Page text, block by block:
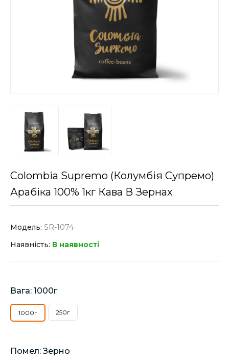
Colombia Supremo (Колумбія Супремо)
Арабіка 100% 1кг Кава В Зернах
Модель: SR-1074
Наявність: В наявності
Вага: 1000г
1000г 250г
Помел: Зерно